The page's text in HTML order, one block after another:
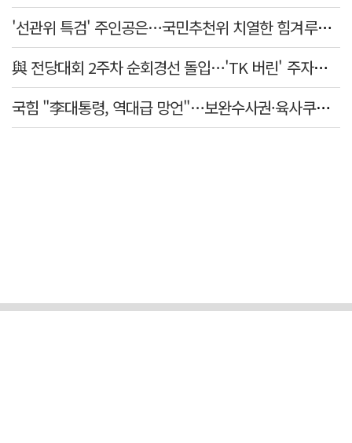
'선관위 특검' 주인공은…국민추천위 치열한 힘겨루기 나설 듯
與 전당대회 2주차 순회경선 돌입…'TK 버린' 주자들 향배는?
국힘 "李대통령, 역대급 망언"…보완수사권·육사쿠데타·세제개편안·ETF '맹공'